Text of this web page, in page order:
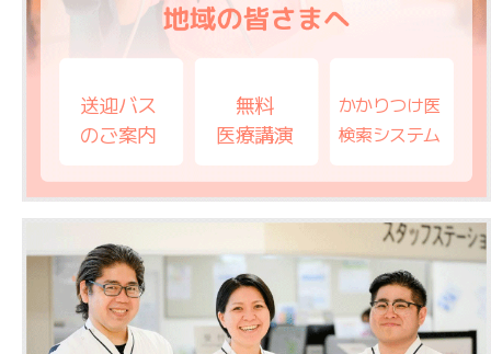
送迎バス
のご案内
無料
医療講演
かかりつけ医
検索システム